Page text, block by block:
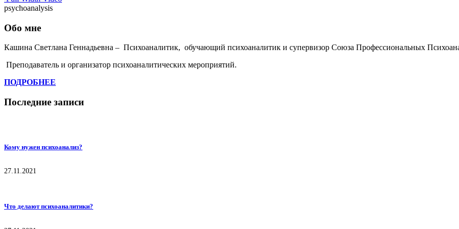
psychoanalysis
Обо мне
Кашина Светлана Геннадьевна – Психоаналитик, обучающий психоаналитик и супервизор Союза Профессиональных
Преподаватель и организатор психоаналитических мероприятий.
ПОДРОБНЕЕ
Последние записи
Кому нужен психоанализ?
27.11.2021
Что делают психоаналитики?